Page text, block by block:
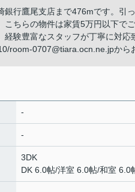
銀行鷹尾支店まで476mです。引
こちらの物件は家賃5万円以下で
経験豊富なスタッフが丁寧に対
room-0707@tiara.ocn.ne.jpから
-
-
3DK
DK 6.0帖/洋室 6.0帖/和室 6.0